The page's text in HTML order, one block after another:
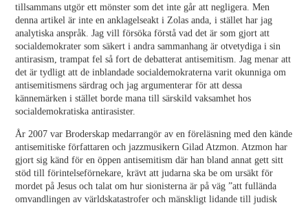
tillsammans utgör ett mönster som det inte går att negligera. Men
denna artikel är inte en anklagelseakt i Zolas anda, i stället har jag
analytiska anspråk. Jag vill försöka förstå vad det är som gjort att
socialdemokrater som säkert i andra sammanhang är otvetydiga i sin
antirasism, trampat fel så fort de debatterat antisemitism. Jag menar att
det är tydligt att de inblandade socialdemokraterna varit okunniga om
antisemitismens särdrag och jag argumenterar för att dessa
kännemärken i stället borde mana till särskild vaksamhet hos
socialdemokratiska antirasister.
År 2007 var Broderskap medarrangör av en föreläsning med den kände
antisemitiske författaren och jazzmusikern Gilad Atzmon. Atzmon har
gjort sig känd för en öppen antisemitism där han bland annat gett sitt
stöd till förintelseförnekare, krävt att judarna ska be om ursäkt för
mordet på Jesus och talat om hur sionisterna är på väg ”att fullända
omvandlingen av världskatastrofer och mänskligt lidande till judisk